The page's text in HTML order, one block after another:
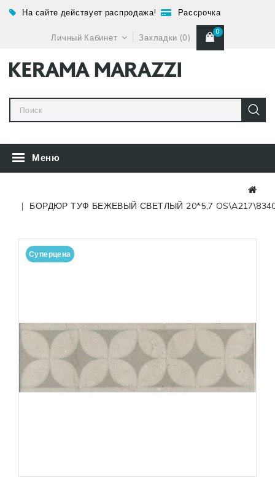
На сайте действует распродажа! Рассрочка
Личный Кабинет Закладки (0)
0
Меню
БОРДЮР ТУФ БЕЖЕВЫЙ СВЕТЛЫЙ 20*5,7
Суперцена